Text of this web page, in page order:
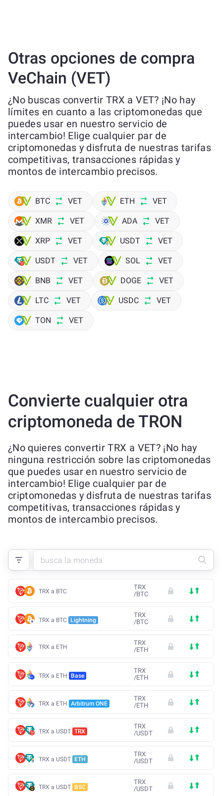
Otras opciones de compra
VeChain (VET)
¿No buscas convertir TRX a VET? ¡No hay
límites en cuanto a las criptomonedas que
puedes usar en nuestro servicio de
intercambio! Elige cualquier par de
criptomonedas y disfruta de nuestras tarifas
competitivas, transacciones rápidas y
montos de intercambio precisos.
BTC VET ETH VET
XMR VET ADA VET
XRP VET USDT VET
USDT VET SOL VET
BNB VET DOGE VET
LTC VET USDC VET
TON VET
Convierte cualquier otra
criptomoneda de TRON
¿No quieres convertir TRX a VET? ¡No hay
ninguna restricción sobre las criptomonedas
que puedes usar en nuestro servicio de
intercambio! Elige cualquier par de
criptomonedas y disfruta de nuestras tarifas
competitivas, transacciones rápidas y
montos de intercambio precisos.
TRX a BTC
TRX
/BTC
TRX a BTC Lightning
TRX
/BTC
TRX a ETH
TRX
/ETH
TRX a ETH Base
TRX
/ETH
TRX a ETH Arbitrum ONE
TRX
/ETH
TRX a USDT TRX
TRX
/USDT
TRX a USDT ETH
TRX
/USDT
TRX a USDT BSC
TRX
/USDT